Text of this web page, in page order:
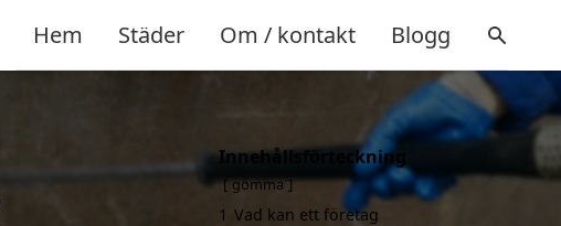
Hem Städer Om / kontakt Blogg
Innehållsförteckning
gömma
1 Vad kan ett företag